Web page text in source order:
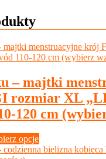
– majtki
rozmiar XL
120 cm
opcje
produkt